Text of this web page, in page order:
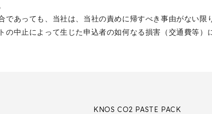
であっても、当社は、当社の責めに帰すべき事由がない限
の中止によって生じた申込者の如何なる損害（交通費等）
KNOS CO2 PASTE PACK